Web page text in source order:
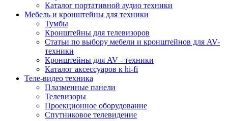
Каталог портативной аудио техники
Мебель и кронштейны для техники
Тумбы
Кронштейны для телевизоров
Статьи по выбору мебели и кронштейнов для AV-
техники
Кронштейны для AV - техники
Каталог аксессуаров к hi-fi
Теле-видео техника
Плазменные панели
Телевизоры
Проекционное оборудование
Спутниковое телевидение